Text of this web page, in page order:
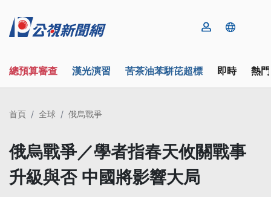
總預算審查 漢光演習 苦茶油苯駢芘超標 即時 熱
首頁 全球 俄烏戰爭
俄烏戰爭／學者指春天攸關戰事
升級與否 中國將影響大局